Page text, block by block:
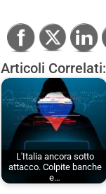
Articoli Correlati:
L'Italia ancora sotto
attacco. Colpite banche
e…